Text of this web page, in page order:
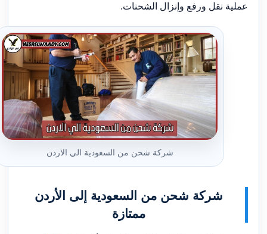
عملية نقل ورفع وإنزال الشحنات.
شركة شحن من السعودية الي الاردن
شركة شحن من السعودية إلى الأردن
ممتازة